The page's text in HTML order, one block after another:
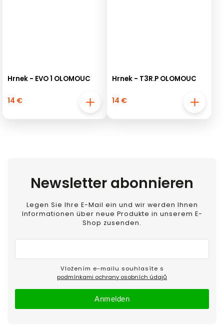
Hrnek - EVO 1 OLOMOUC
14 €
Hrnek - T3R.P OLOMOUC
14 €
Newsletter abonnieren
Legen Sie Ihre E-Mail ein und wir werden Ihnen
Informationen über neue Produkte in unserem E-
Shop zusenden.
podmínkami ochrany osobních údajů
Anmelden